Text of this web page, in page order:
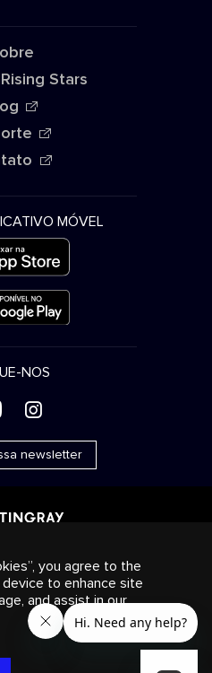
Stars
MÓVEL
NOS
&
newsletter
Rádio
Sobre nós
settings
Inc. Todos os direitos
MUSIC e outras marcas e
comerciais do Stingray
Unidos da América e outros
you agree to the
to enhance site
and assist in our